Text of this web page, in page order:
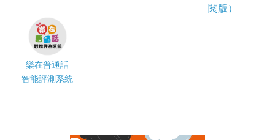
閱版）
樂在普通話
智能評測系統